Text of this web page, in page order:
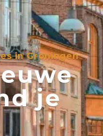
in Groningen
je